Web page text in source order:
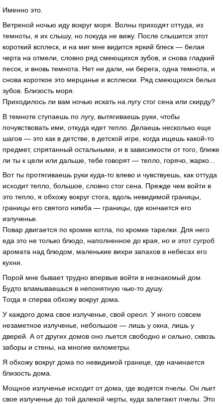
Именно это.
Ветреной ночью иду вокруг моря. Волны приходят оттуда, из
темноты, я их слышу, но покуда не вижу. После слышится этот
короткий всплеск, и на миг мне видится яркий блеск — белая
черта на отмели, словно ряд смеющихся зубов, и снова гладкий
песок, и вновь темнота. Нет ни дали, ни берега, одна темнота, и
снова короткое это мерцанье и всплески. Ряд смеющихся белых
зубов. Близость моря.
Приходилось ли вам ночью искать на лугу стог сена или скирду?
В темноте ступаешь по лугу, вытягиваешь руки, чтобы
почувствовать ими, откуда идет тепло. Делаешь несколько еще
шагов — это как в детстве, в детской игре, когда ищешь какой-то
предмет, спрятанный остальными, и в зависимости от того, ближе
ли ты к цели или дальше, тебе говорят — тепло, горячо, жарко...
Вот ты протягиваешь руки куда-то влево и чувствуешь, как оттуда
исходит тепло, большое, словно стог сена. Прежде чем войти в
это тепло, я обхожу вокруг стога, вдоль невидимой границы,
границы его святого нимба — границы, где кончается его
излученье.
Повар двигается по кромке котла, по кромке тарелки. Для него
еда это не только блюдо, наполненное до края, но и этот сугроб
аромата над блюдом, маленькие вихри запахов в небесах его
кухни.
Порой мне бывает трудно впервые войти в незнакомый дом.
Будто вламываешься в непонятную чью-то душу.
Тогда я сперва обхожу вокруг дома.
У каждого дома свое излученье, свой ореол. У иного совсем
незаметное излученье, небольшое — лишь у окна, лишь у
дверей. А от других домов оно льется свободно и сильно, сквозь
заборы и стены, на многие километры.
Я обхожу вокруг дома по невидимой границе, где начинается
близость дома.
Мощное излученье исходит от дома, где водятся пчелы. Он льет
свое излученье до той далекой черты, куда залетают пчелы. Это